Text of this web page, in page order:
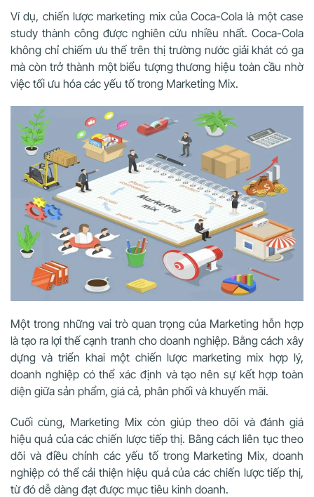
Ví dụ, chiến lược marketing mix của Coca-Cola là một case
study thành công được nghiên cứu nhiều nhất. Coca-Cola
không chỉ chiếm ưu thế trên thị trường nước giải khát có ga
mà còn trở thành một biểu tượng thương hiệu toàn cầu nhờ
việc tối ưu hóa các yếu tố trong Marketing Mix.
Một trong những vai trò quan trọng của Marketing hỗn hợp
là tạo ra lợi thế cạnh tranh cho doanh nghiệp. Bằng cách xây
dựng và triển khai một chiến lược marketing mix hợp lý,
doanh nghiệp có thể xác định và tạo nên sự kết hợp toàn
diện giữa sản phẩm, giá cả, phân phối và khuyến mãi.
Cuối cùng, Marketing Mix còn giúp theo dõi và đánh giá
hiệu quả của các chiến lược tiếp thị. Bằng cách liên tục theo
dõi và điều chỉnh các yếu tố trong Marketing Mix, doanh
nghiệp có thể cải thiện hiệu quả của các chiến lược tiếp thị,
từ đó dễ dàng đạt được mục tiêu kinh doanh.